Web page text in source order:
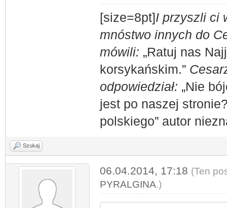
[size=8pt]I przyszli ci
mnóstwo innych do
mówili: „Ratuj nas
korsykańskim.”
odpowiedział: „Nie
jest po naszej
polskiego” autor
Szukaj
06.04.2014, 17:18 (Ten
PYRALGINA.)